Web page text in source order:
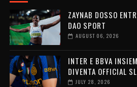
ZAYNAB DOSSO
DAO SPORT
AUGUST 06, 2026
INTER E BBVA
DIVENTA OFFICIAL
JULY 28, 2026